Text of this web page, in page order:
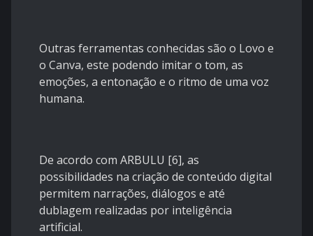
Outras ferramentas conhecidas são o Lovo e
o Canva, este podendo imitar o tom, as
emoções, a entonação e o ritmo de uma voz
humana.
De acordo com ARBULU [6], as
possibilidades na criação de conteúdo digital
permitem narrações, diálogos e até
dublagem realizadas por inteligência
artificial.